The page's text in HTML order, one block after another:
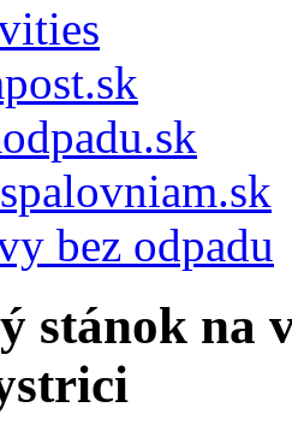
bez odpadu
stánok na